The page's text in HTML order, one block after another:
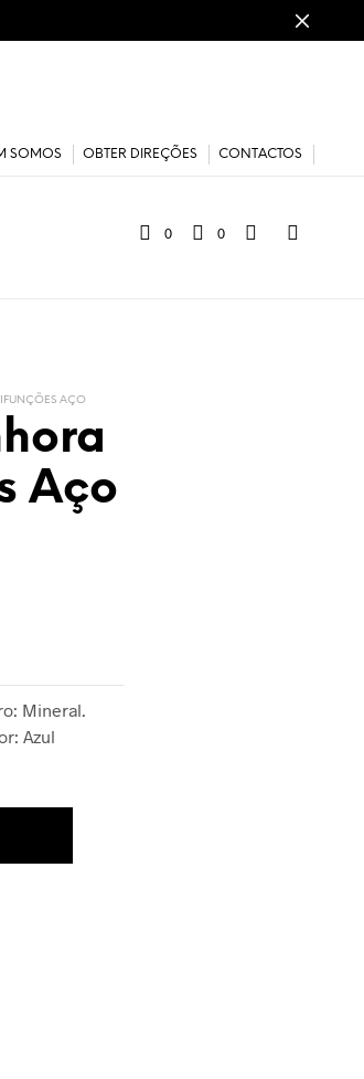
SOMOS OBTER DIREÇÕES CONTACTOS
0 0
AÇO
Aço
Mineral.
Azul